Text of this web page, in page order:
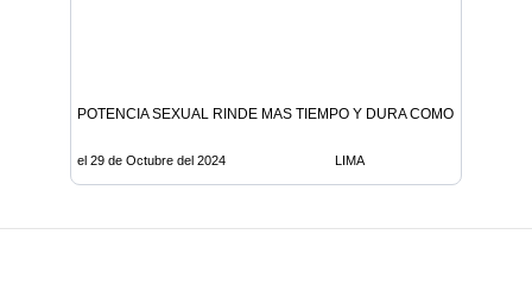
POTENCIA SEXUAL RINDE MAS TIEMPO Y DURA COMO NUNCA
el 29 de Octubre del 2024 LIMA